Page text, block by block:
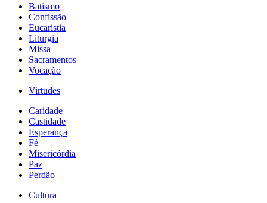
Batismo
Confissão
Eucaristia
Liturgia
Missa
Sacramentos
Vocação
Virtudes
Caridade
Castidade
Esperança
Fé
Misericórdia
Paz
Perdão
Cultura